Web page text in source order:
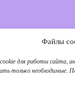
Файлы
для работы сайта,
только необходимые.